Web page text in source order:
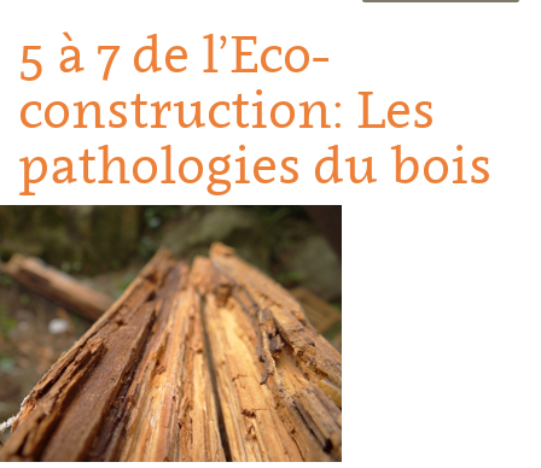
5 à 7 de l’Eco-
construction: Les
pathologies du bois